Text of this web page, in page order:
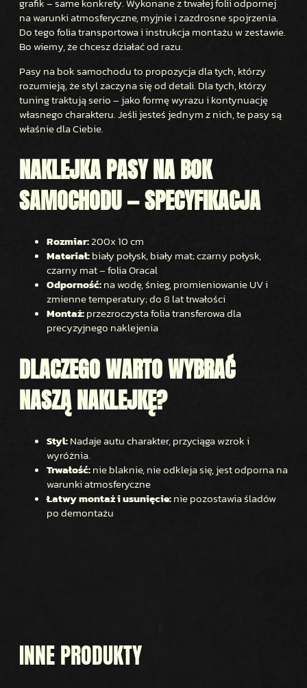
grafik – same konkrety. Wykonane z trwałej folii odpornej
na warunki atmosferyczne, myjnie i zazdrosne spojrzenia.
Do tego folia transportowa i instrukcja montażu w zestawie.
Bo wiemy, że chcesz działać od razu.
Pasy na bok samochodu to propozycja dla tych, którzy
rozumieją, że styl zaczyna się od detali. Dla tych, którzy
tuning traktują serio – jako formę wyrazu i kontynuację
własnego charakteru. Jeśli jesteś jednym z nich, te pasy są
właśnie dla Ciebie.
NAKLEJKA PASY NA BOK
SAMOCHODU — SPECYFIKACJA
Rozmiar:200x 10 cm
Materiał:biały połysk, biały mat; czarny połysk,
czarny mat – folia Oracal
Odporność:na wodę, śnieg, promieniowanie UV i
zmienne temperatury; do 8 lat trwałości
Montaż:przezroczysta folia transferowa dla
precyzyjnego naklejenia
DLACZEGO WARTO WYBRAĆ
NASZĄ NAKLEJKĘ?
Styl:Nadaje autu charakter, przyciąga wzrok i
wyróżnia.
Trwałość:nie blaknie, nie odkleja się, jest odporna na
warunki atmosferyczne
Łatwy montaż i usunięcie:nie pozostawia śladów
po demontażu
INNE PRODUKTY